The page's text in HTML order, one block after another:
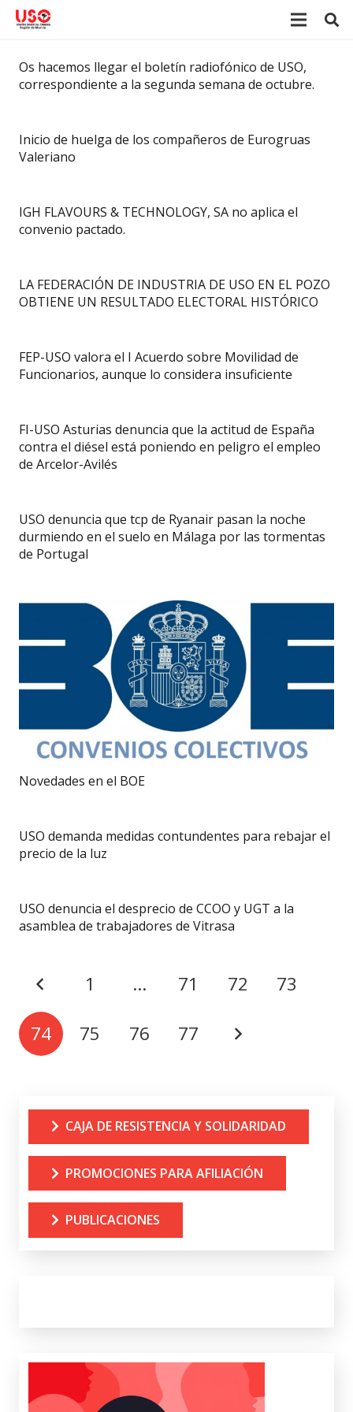
Os hacemos llegar el boletín radiofónico de USO,
correspondiente a la segunda semana de octubre.
Inicio de huelga de los compañeros de Eurogruas
Valeriano
IGH FLAVOURS & TECHNOLOGY, SA no aplica el
convenio pactado.
LA FEDERACIÓN DE INDUSTRIA DE USO EN EL POZO
OBTIENE UN RESULTADO ELECTORAL HISTÓRICO
FEP-USO valora el I Acuerdo sobre Movilidad de
Funcionarios, aunque lo considera insuficiente
FI-USO Asturias denuncia que la actitud de España
contra el diésel está poniendo en peligro el empleo
de Arcelor-Avilés
USO denuncia que tcp de Ryanair pasan la noche
durmiendo en el suelo en Málaga por las tormentas
de Portugal
Novedades en el BOE
USO demanda medidas contundentes para rebajar el
precio de la luz
USO denuncia el desprecio de CCOO y UGT a la
asamblea de trabajadores de Vitrasa
1 … 71 72 73
74 75 76 77
CAJA DE RESISTENCIA Y SOLIDARIDAD
PROMOCIONES PARA AFILIACIÓN
PUBLICACIONES